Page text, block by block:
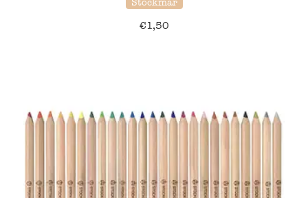
Stockmar
€1,50